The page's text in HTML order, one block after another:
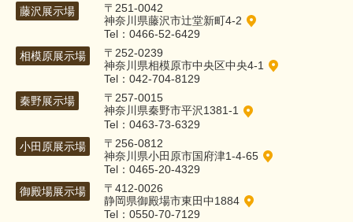
藤沢展示場
〒251-0042
神奈川県藤沢市辻堂新町4-2
Tel：0466-52-6429
相模原展示場
〒252-0239
神奈川県相模原市中央区中央4-1
Tel：042-704-8129
秦野展示場
〒257-0015
神奈川県秦野市平沢1381-1
Tel：0463-73-6329
小田原展示場
〒256-0812
神奈川県小田原市国府津1-4-65
Tel：0465-20-4329
御殿場展示場
〒412-0026
静岡県御殿場市東田中1884
Tel：0550-70-7129